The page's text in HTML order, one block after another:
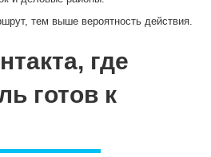
тем выше вероятность действия.
где
готов к